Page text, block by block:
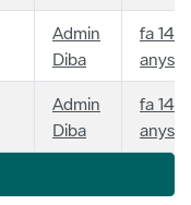
Admin
Diba
fa 14
anys
Admin
Diba
fa 14
anys